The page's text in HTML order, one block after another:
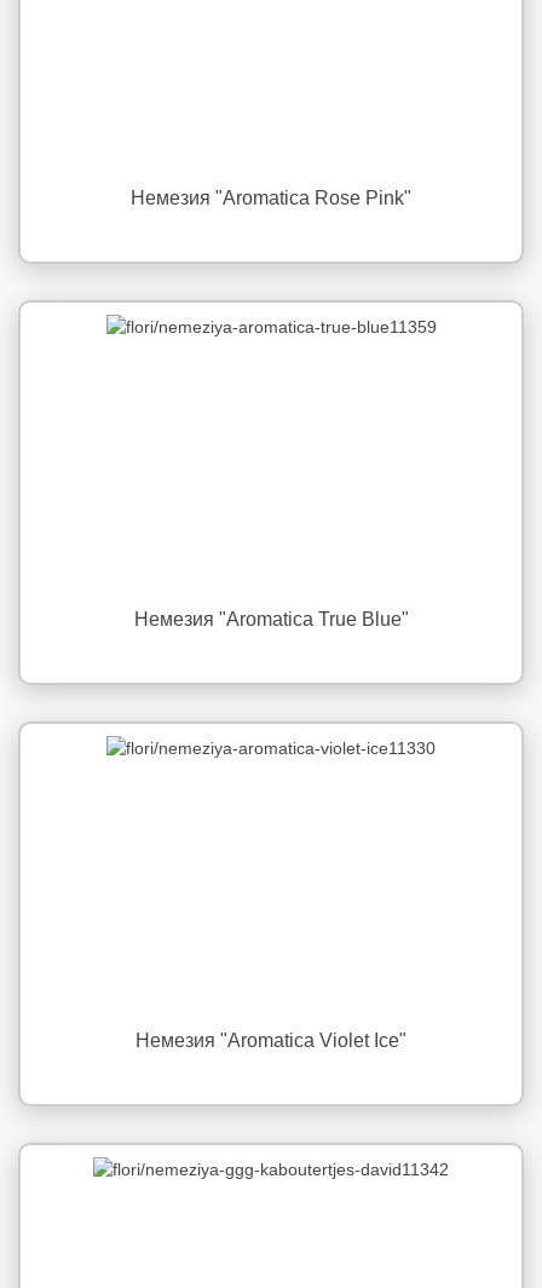
Немезия "Aromatica Rose Pink"
Немезия "Aromatica True Blue"
Немезия "Aromatica Violet Ice"